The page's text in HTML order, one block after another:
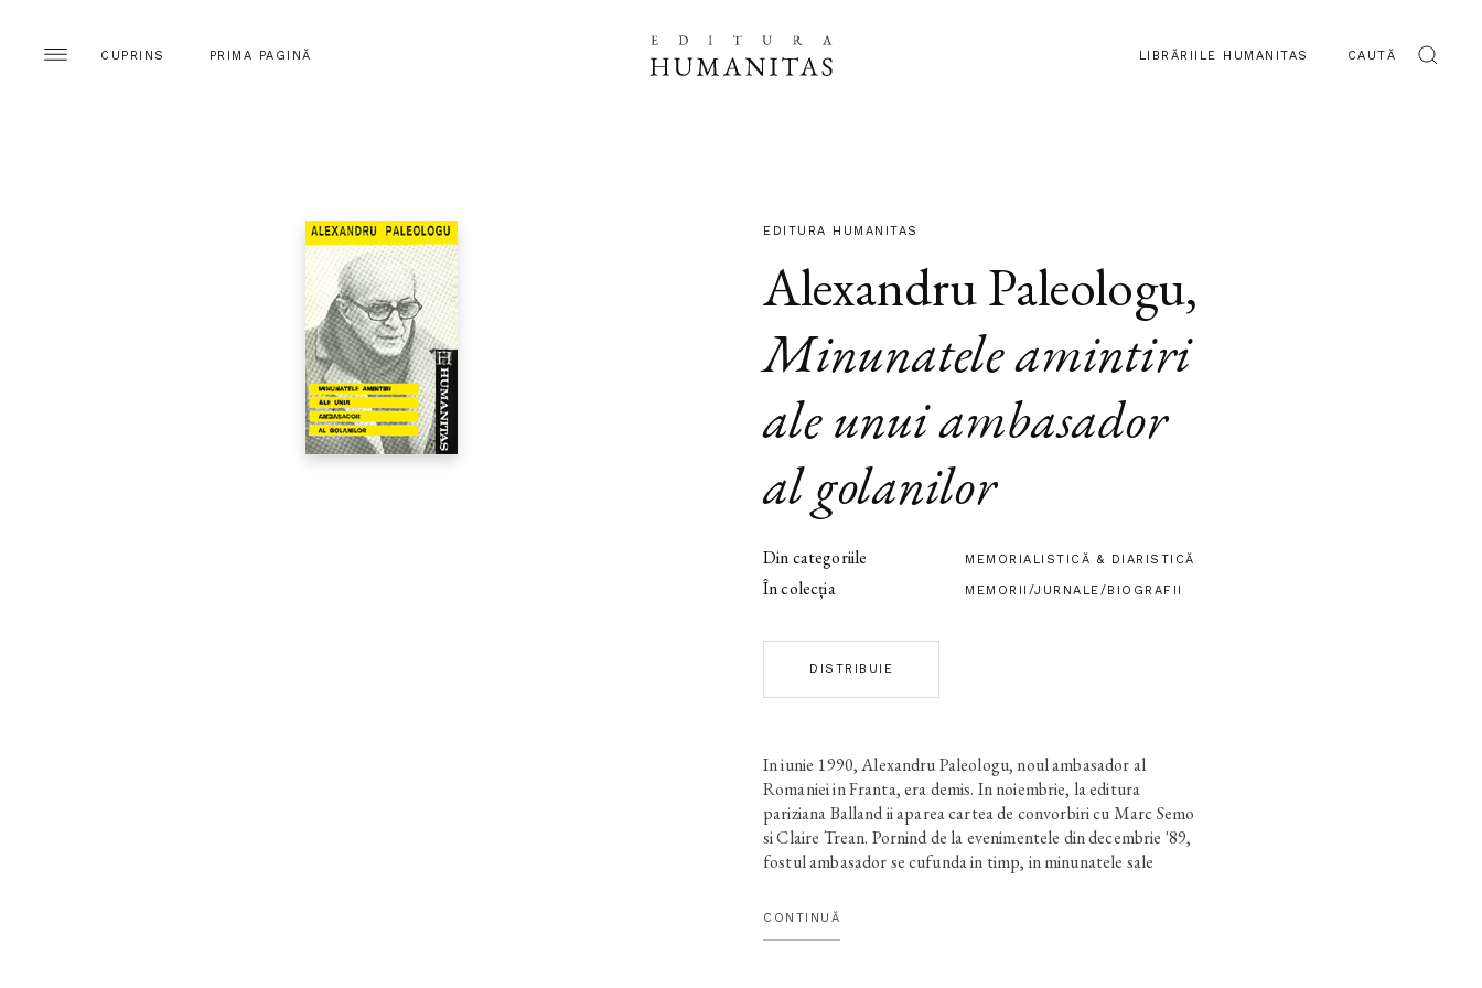
CUPRINS PRIMA PAGINĂ LIBRĂRIILE HUMANITAS CAUTĂ
EDITURA HUMANITAS
Alexandru Paleologu,
Minunatele amintiri
ale unui ambasador
al golanilor
Din categoriile MEMORIALISTICĂ & DIARISTICĂ
În colecția MEMORII/JURNALE/BIOGRAFII
DISTRIBUIE
In iunie 1990, Alexandru Paleologu, noul ambasador al
Romaniei in Franta, era demis. In noiembrie, la editura
pariziana Balland ii aparea cartea de convorbiri cu Marc Semo
si Claire Trean. Pornind de la evenimentele din decembrie '89,
fostul ambasador se cufunda in timp, in minunatele sale
cartea aceasta, Paleologu devenea ceea ce dorise sa fie de la
inceput: nu reprezentantul unui guvern, ci un ambasador al
CONTINUĂ